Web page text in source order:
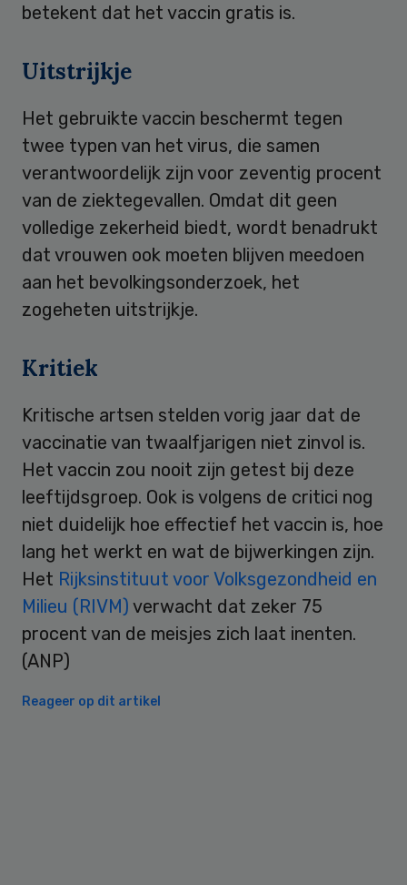
betekent dat het vaccin gratis is.
Uitstrijkje
Het gebruikte vaccin beschermt tegen
twee typen van het virus, die samen
verantwoordelijk zijn voor zeventig procent
van de ziektegevallen. Omdat dit geen
volledige zekerheid biedt, wordt benadrukt
dat vrouwen ook moeten blijven meedoen
aan het bevolkingsonderzoek, het
zogeheten uitstrijkje.
Kritiek
Kritische artsen stelden vorig jaar dat de
vaccinatie van twaalfjarigen niet zinvol is.
Het vaccin zou nooit zijn getest bij deze
leeftijdsgroep. Ook is volgens de critici nog
niet duidelijk hoe effectief het vaccin is, hoe
lang het werkt en wat de bijwerkingen zijn.
Het Rijksinstituut voor Volksgezondheid en
Milieu (RIVM) verwacht dat zeker 75
procent van de meisjes zich laat inenten.
(ANP)
Reageer op dit artikel